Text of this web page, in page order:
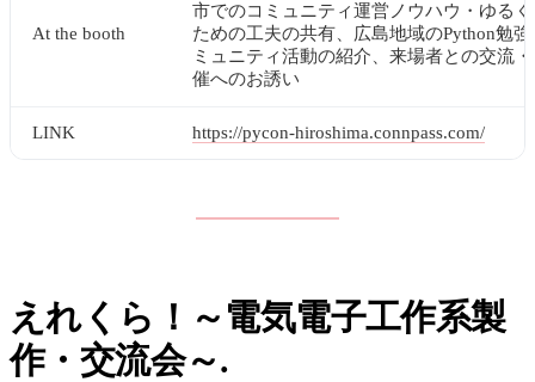
At the booth
市でのコミュニティ運営ノウハウ・ゆる
ための工夫の共有、広島地域のPython勉
ミュニティ活動の紹介、来場者との交流
催へのお誘い
LINK https://pycon-hiroshima.connpass.com/
えれくら！～電気電子工作系製
作・交流会～